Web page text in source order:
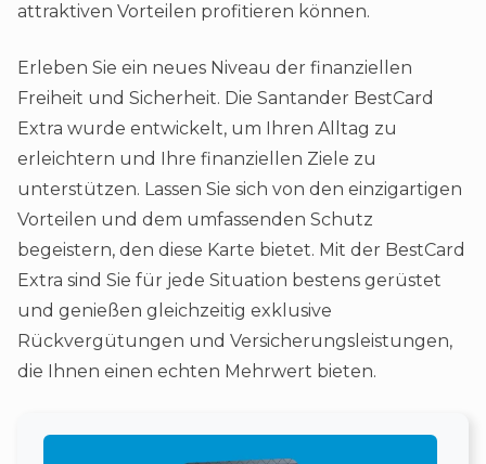
attraktiven Vorteilen profitieren können.
Erleben Sie ein neues Niveau der finanziellen
Freiheit und Sicherheit. Die Santander BestCard
Extra wurde entwickelt, um Ihren Alltag zu
erleichtern und Ihre finanziellen Ziele zu
unterstützen. Lassen Sie sich von den einzigartigen
Vorteilen und dem umfassenden Schutz
begeistern, den diese Karte bietet. Mit der BestCard
Extra sind Sie für jede Situation bestens gerüstet
und genießen gleichzeitig exklusive
Rückvergütungen und Versicherungsleistungen,
die Ihnen einen echten Mehrwert bieten.